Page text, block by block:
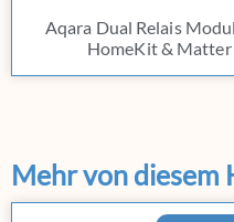
Aqara Dual Relais
HomeKit & Matter
Mehr von diesem